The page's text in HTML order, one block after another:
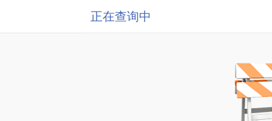
正在查询中